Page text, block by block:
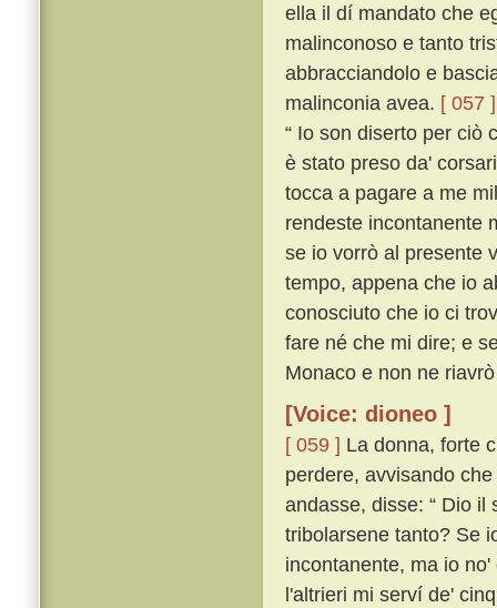
ella il dí mandato che
malinconoso e tanto
abbracciandolo e
malinconia avea. [ 057 ]
“ Io son diserto per ciò
è stato preso da'
tocca a pagare a me
rendeste incontanente
se io vorrò al presente
tempo, appena che io
conosciuto che io ci
fare né che mi dire; e
Monaco e non ne
[Voice: dioneo ]
[ 059 ] La donna, forte
perdere, avvisando
andasse, disse: “ Dio
tribolarsene tanto? Se
incontanente, ma io
l'altrieri mi serví de'